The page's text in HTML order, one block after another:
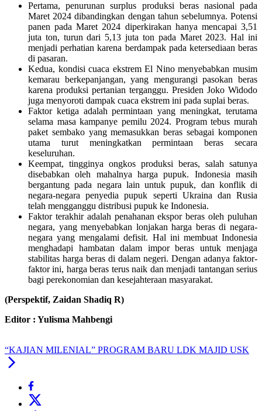
Pertama, penurunan surplus produksi beras nasional pada
Maret 2024 dibandingkan dengan tahun sebelumnya. Potensi
panen pada Maret 2024 diperkirakan hanya mencapai 3,51
juta ton, turun dari 5,13 juta ton pada Maret 2023. Hal ini
menjadi perhatian karena berdampak pada ketersediaan beras
di pasaran.
Kedua, kondisi cuaca ekstrem El Nino menyebabkan musim
kemarau berkepanjangan, yang mengurangi pasokan beras
karena produksi pertanian terganggu. Presiden Joko Widodo
juga menyoroti dampak cuaca ekstrem ini pada suplai beras.
Faktor ketiga adalah permintaan yang meningkat, terutama
selama masa kampanye pemilu 2024. Program tebus murah
paket sembako yang memasukkan beras sebagai komponen
utama turut meningkatkan permintaan beras secara
keseluruhan.
Keempat, tingginya ongkos produksi beras, salah satunya
disebabkan oleh mahalnya harga pupuk. Indonesia masih
bergantung pada negara lain untuk pupuk, dan konflik di
negara-negara penyedia pupuk seperti Ukraina dan Rusia
telah mengganggu distribusi pupuk ke Indonesia.
Faktor terakhir adalah penahanan ekspor beras oleh puluhan
negara, yang menyebabkan lonjakan harga beras di negara-
negara yang mengalami defisit. Hal ini membuat Indonesia
menghadapi hambatan dalam impor beras untuk menjaga
stabilitas harga beras di dalam negeri. Dengan adanya faktor-
faktor ini, harga beras terus naik dan menjadi tantangan serius
bagi perekonomian dan kesejahteraan masyarakat.
(Perspektif, Zaidan Shadiq R)
Editor : Yulisma Mahbengi
“KAJIAN MILENIAL” PROGRAM BARU LDK MAJID USK